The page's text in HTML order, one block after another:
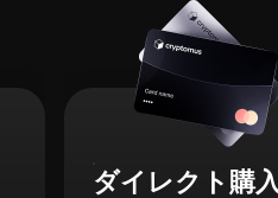
ダイレクト購